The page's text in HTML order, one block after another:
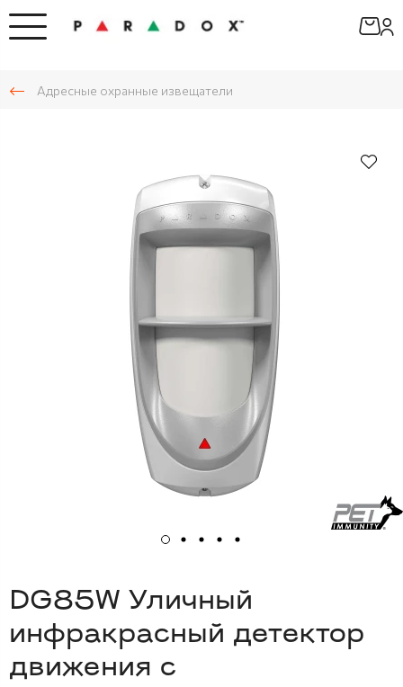
Адресные охранные извещатели
DG85W Уличный
инфракрасный детектор
движения c